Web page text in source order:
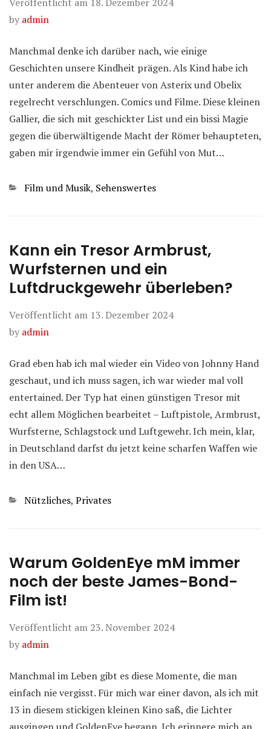
by admin
Manchmal denke ich darüber nach, wie einige
Geschichten unsere Kindheit prägen. Als Kind habe ich
unter anderem die Abenteuer von Asterix und Obelix
regelrecht verschlungen. Comics und Filme. Diese kleinen
Gallier, die sich mit geschickter List und ein bissi Magie
gegen die überwältigende Macht der Römer behaupteten,
gaben mir irgendwie immer ein Gefühl von Mut…
Kategorien
Film und Musik, Sehenswertes
Kann ein Tresor Armbrust,
Wurfsternen und ein
Luftdruckgewehr überleben?
Veröffentlicht am 13. Dezember 2024
by admin
Grad eben hab ich mal wieder ein Video von Johnny Hand
geschaut, und ich muss sagen, ich war wieder mal voll
entertained. Der Typ hat einen günstigen Tresor mit
echt allem Möglichen bearbeitet – Luftpistole, Armbrust,
Wurfsterne, Schlagstock und Luftgewehr. Ich mein, klar,
in Deutschland darfst du jetzt keine scharfen Waffen wie
in den USA…
Kategorien
Nützliches, Privates
Warum GoldenEye mM immer
noch der beste James-Bond-
Film ist!
Veröffentlicht am 23. November 2024
by admin
Manchmal im Leben gibt es diese Momente, die man
einfach nie vergisst. Für mich war einer davon, als ich mit
13 in diesem stickigen kleinen Kino saß, die Lichter